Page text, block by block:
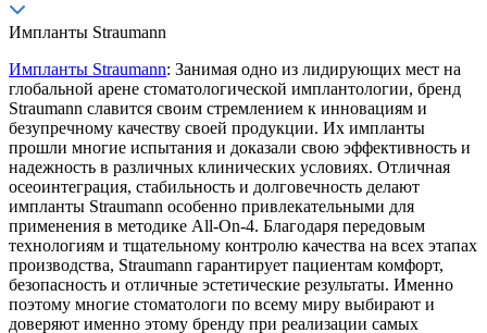
Импланты Straumann
Импланты Straumann: Занимая одно из лидирующих мест на
глобальной арене стоматологической имплантологии, бренд
Straumann славится своим стремлением к инновациям и
безупречному качеству своей продукции. Их импланты
прошли многие испытания и доказали свою эффективность и
надежность в различных клинических условиях. Отличная
осеоинтеграция, стабильность и долговечность делают
импланты Straumann особенно привлекательными для
применения в методике All-On-4. Благодаря передовым
технологиям и тщательному контролю качества на всех этапах
производства, Straumann гарантирует пациентам комфорт,
безопасность и отличные эстетические результаты. Именно
поэтому многие стоматологи по всему миру выбирают и
доверяют именно этому бренду при реализации самых